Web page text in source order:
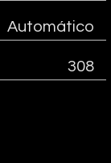
Automático
308